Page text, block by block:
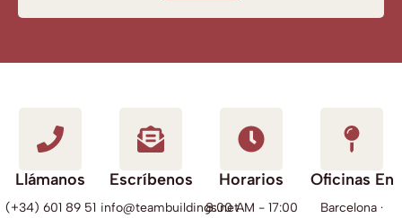
Llámanos
(+34) 601 89 51
Escríbenos
info@teambuildings.net
Horarios
8:00 AM - 17:00
Oficinas En
Barcelona ·